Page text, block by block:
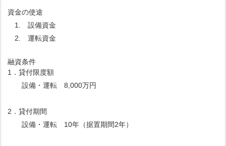
資金の使途
1. 設備資金
2. 運転資金
融資条件
1．貸付限度額
設備・運転 8,000万円
2．貸付期間
設備・運転 10年（据置期間2年）